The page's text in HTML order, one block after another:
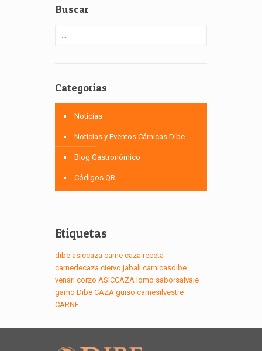
Buscar
Categorías
Noticias
Noticias y Eventos Cárnicas Dibe
Blog Gastronómico
Códigos QR
Etiquetas
dibe asiccaza carne caza receta
carnedecaza ciervo jabali carnicasdibe
venari corzo ASICCAZA lomo saborsalvaje
gamo Dibe CAZA guiso carnesilvestre
CARNE